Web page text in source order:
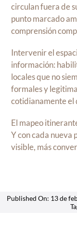
circulan fuera de
punto marcado
comprensión
Intervenir el
información:
locales que no
formales y
cotidianamente el
El mapeo
Y con cada nueva
visible, más
Published On: 13 de